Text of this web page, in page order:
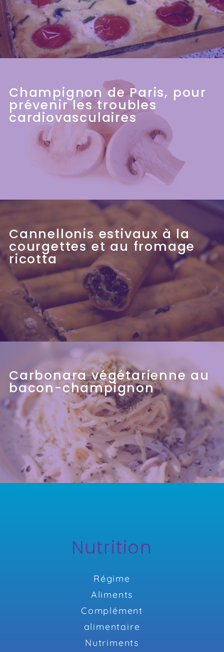
Champignon de Paris, pour
prévenir les troubles
cardiovasculaires
Cannellonis estivaux à la
courgettes et au fromage
ricotta
Carbonara végétarienne au
bacon-champignon
Nutrition
Régime
Aliments
Complément
alimentaire
Nutriments